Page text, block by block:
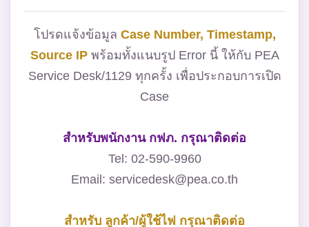
โปรดแจ้งข้อมูล Case Number, Timestamp,
Source IPพร้อมทั้งแนบรูป Error นี้ ให้กับ PEA
Service Desk/1129 ทุกครั้ง เพื่อประกอบการเปิด
Case
สำหรับพนักงาน กฟภ. กรุณาติดต่อ
Tel: 02-590-9960
Email: servicedesk@pea.co.th
สำหรับ ลูกค้า/ผู้ใช้ไฟ กรุณาติดต่อ